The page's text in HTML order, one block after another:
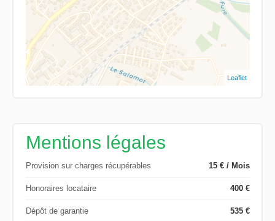
Leaflet
Mentions légales
Provision sur charges récupérables 15 € / Mois
Honoraires locataire 400 €
Dépôt de garantie 535 €